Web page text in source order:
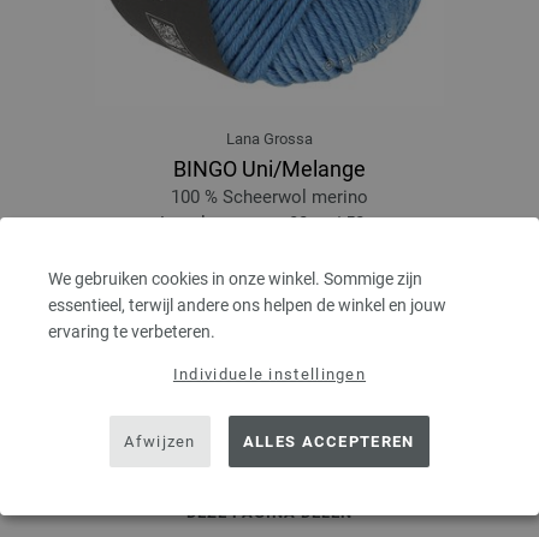
We gebruiken cookies in onze winkel. Sommige zijn
essentieel, terwijl andere ons helpen de winkel en jouw
ervaring te verbeteren.
Individuele instellingen
Afwijzen ALLES ACCEPTEREN
Lana Grossa
BINGO Uni/Melange
100 % Scheerwol merino
Looplengte: ca. 80 m / 50 g
3,28 €MSRP:5,00 €
3,83 $MSRP:5,84 $
excl. btw, excl. verzendkosten, Artikelprijs: / kg
DEZE PAGINA DELEN